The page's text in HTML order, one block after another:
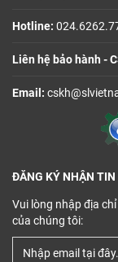
Hotline:
Liên hệ bảo hành -
Email:
ĐĂNG KÝ NHẬN TIN
Vui lòng nhập địa
của chúng tôi: